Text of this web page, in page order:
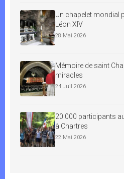
Un chapelet mondial
Léon XIV
28 Mai 2026
Mémoire de saint
miracles
24 Juil 2026
20 000 participants
à Chartres
22 Mai 2026